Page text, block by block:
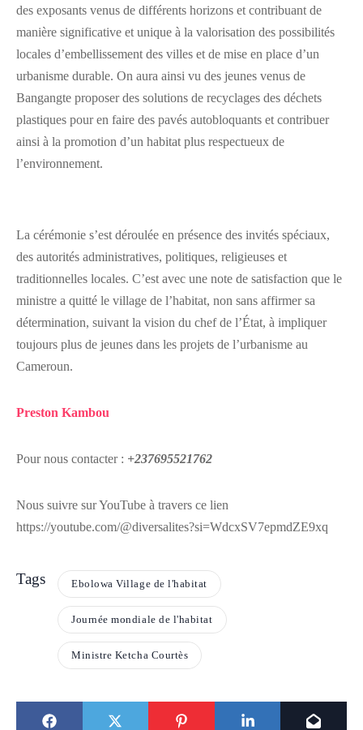
des exposants venus de différents horizons et contribuant de
manière significative et unique à la valorisation des possibilités
locales d’embellissement des villes et de mise en place d’un
urbanisme durable. On aura ainsi vu des jeunes venus de
Bangangte proposer des solutions de recyclages des déchets
plastiques pour en faire des pavés autobloquants et contribuer
ainsi à la promotion d’un habitat plus respectueux de
l’environnement.
La cérémonie s’est déroulée en présence des invités spéciaux,
des autorités administratives, politiques, religieuses et
traditionnelles locales. C’est avec une note de satisfaction que le
ministre a quitté le village de l’habitat, non sans affirmer sa
détermination, suivant la vision du chef de l’État, à impliquer
toujours plus de jeunes dans les projets de l’urbanisme au
Cameroun.
Preston Kambou
Pour nous contacter : +237695521762
Nous suivre sur YouTube à travers ce lien
https://youtube.com/@diversalites?si=WdcxSV7epmdZE9xq
Tags Ebolowa Village de l'habitat
Journée mondiale de l'habitat
Ministre Ketcha Courtès